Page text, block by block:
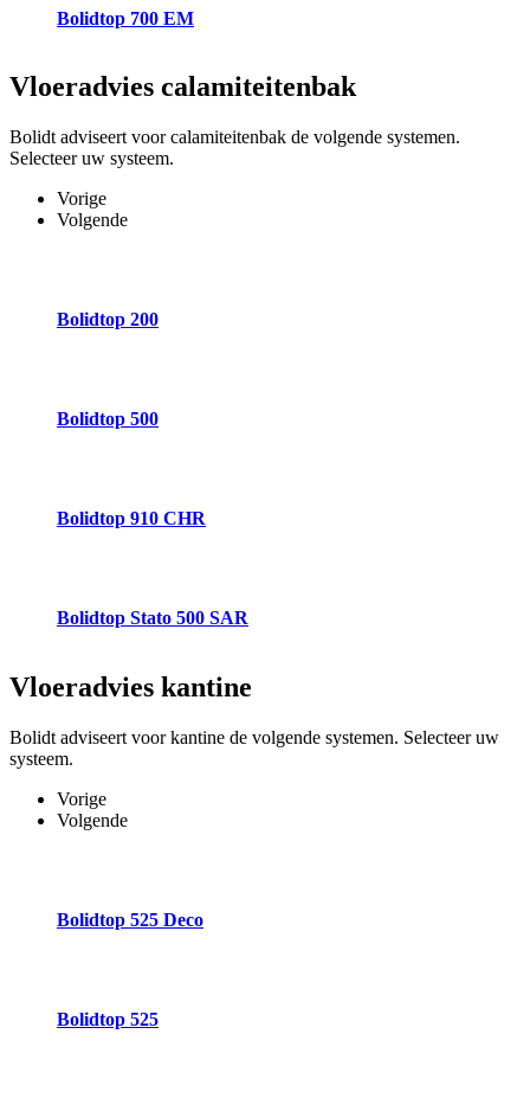
Bolidtop 700 EM
Vloeradvies calamiteitenbak
Bolidt adviseert voor calamiteitenbak de volgende systemen.
Selecteer uw systeem.
Vorige
Volgende
Bolidtop 200
Bolidtop 500
Bolidtop 910 CHR
Bolidtop Stato 500 SAR
Vloeradvies kantine
Bolidt adviseert voor kantine de volgende systemen. Selecteer uw
systeem.
Vorige
Volgende
Bolidtop 525 Deco
Bolidtop 525